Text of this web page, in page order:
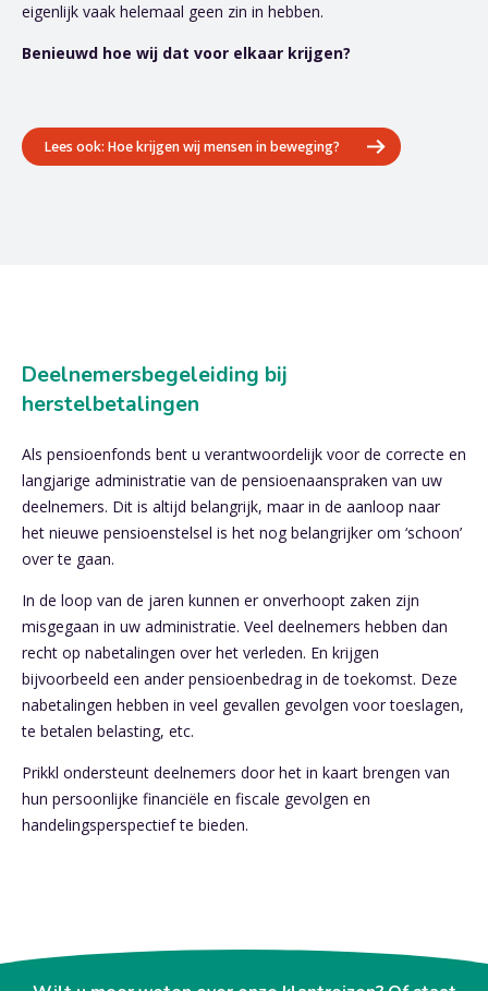
eigenlijk vaak helemaal geen zin in hebben.
Benieuwd hoe wij dat voor elkaar krijgen?
Lees ook: Hoe krijgen wij mensen in beweging?
Deelnemersbegeleiding bij
herstelbetalingen
Als pensioenfonds bent u verantwoordelijk voor de correcte en
langjarige administratie van de pensioenaanspraken van uw
deelnemers. Dit is altijd belangrijk, maar in de aanloop naar
het nieuwe pensioenstelsel is het nog belangrijker om ‘schoon’
over te gaan.
In de loop van de jaren kunnen er onverhoopt zaken zijn
misgegaan in uw administratie. Veel deelnemers hebben dan
recht op nabetalingen over het verleden. En krijgen
bijvoorbeeld een ander pensioenbedrag in de toekomst. Deze
nabetalingen hebben in veel gevallen gevolgen voor toeslagen,
te betalen belasting, etc.
Prikkl ondersteunt deelnemers door het in kaart brengen van
hun persoonlijke financiële en fiscale gevolgen en
handelingsperspectief te bieden.